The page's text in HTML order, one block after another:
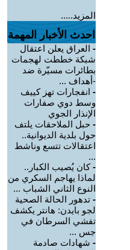
المزيد.....
احدث الأخبار المهمة
- العراق يعلن اعتقال
شبكة خططت لهجمات
بطائرات مسيّرة ضد
-أهداف ...
- انفجارات تهز كييف
وسط دوي صفارات
الإنذار الجوي
- حبل الملاحقات يلتف
حول بلدية الديوانية..
اعتقالات تتسع وناشط
...
-كان يُصيب الكبار..
لماذا يهاجم السكري من
النوع الثاني الشباب ...
- تدهور الحالة الصحية
لجو بايدن: هانتر يكشف
تفشي السرطان في
جس ...
- شهادات صادمة